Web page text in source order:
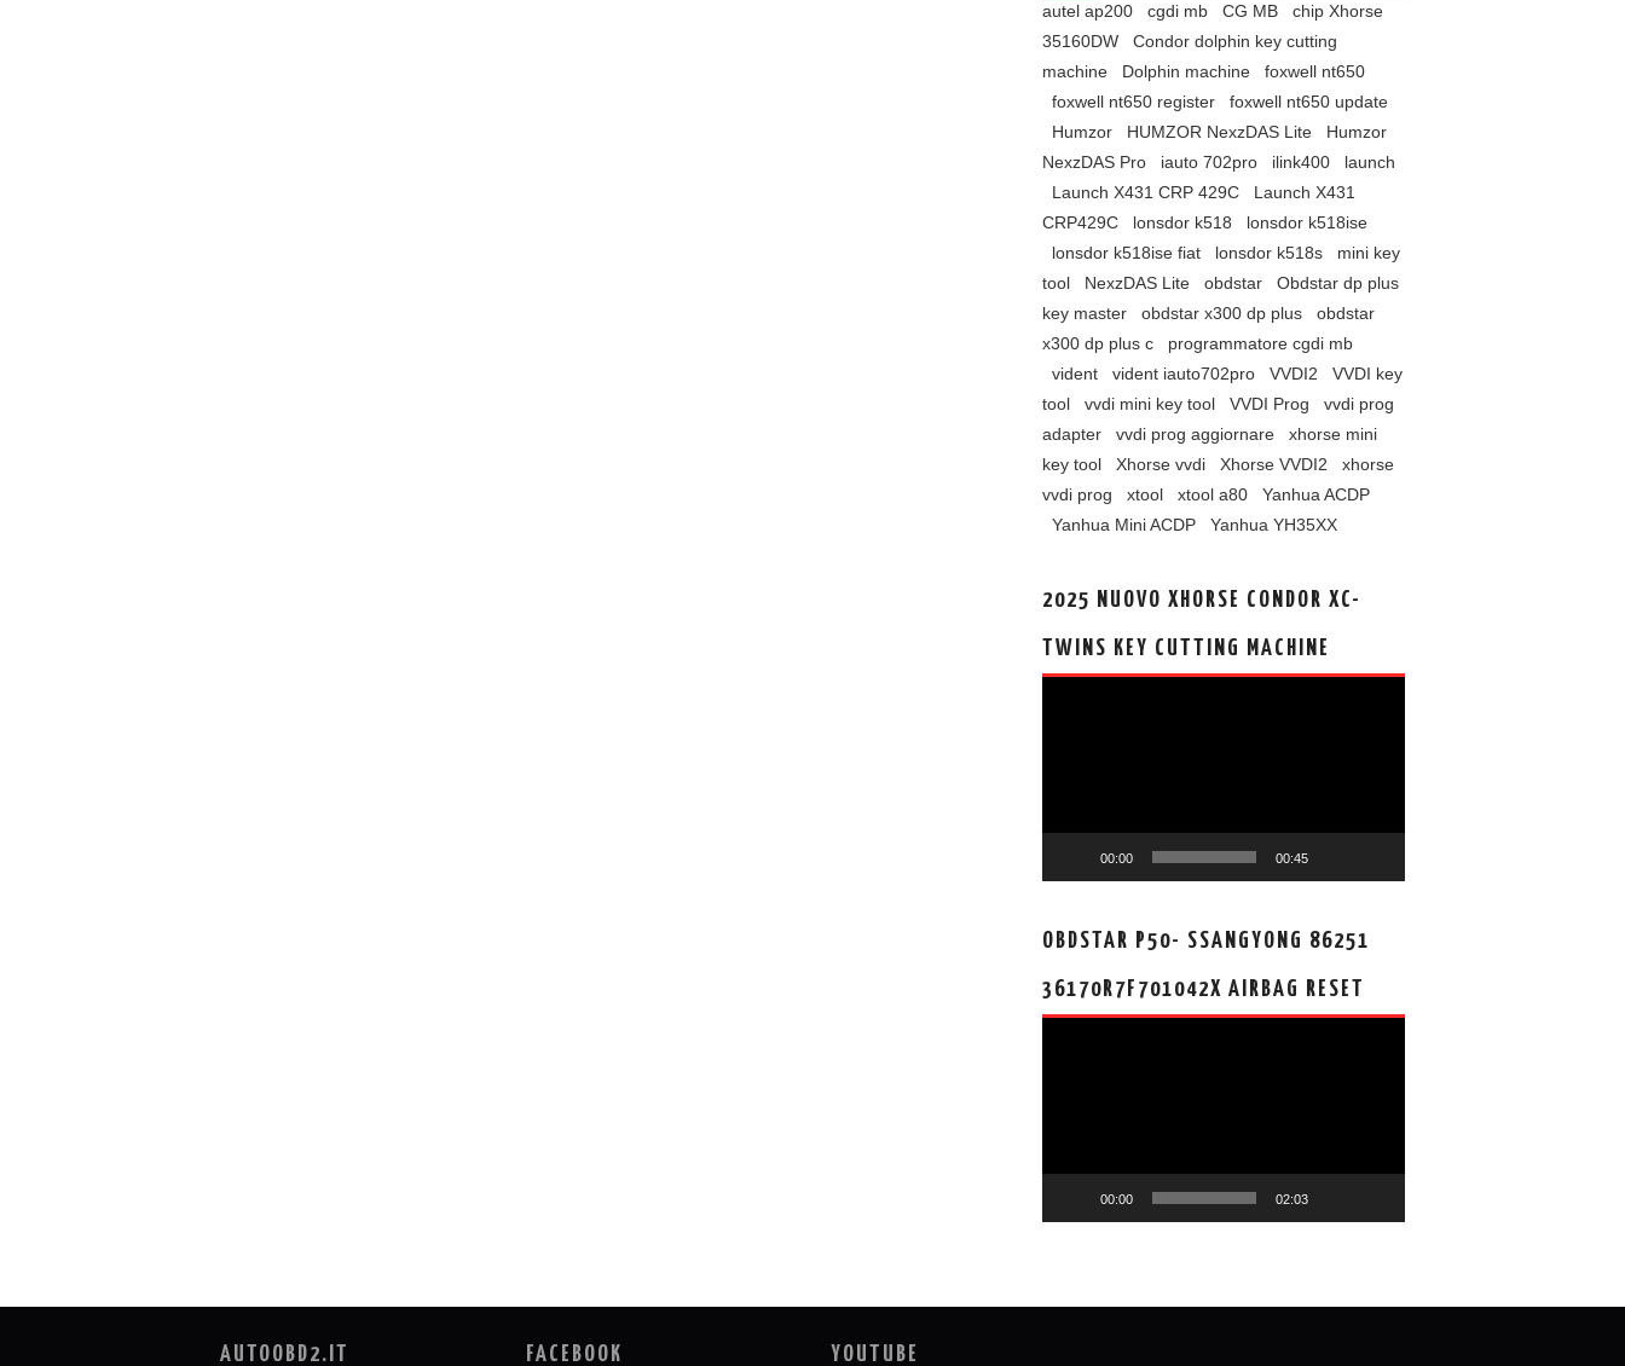
autel ap200 cgdi mb CG MB
chip Xhorse
35160DW
Condor dolphin key cutting
machine
Dolphin machine
foxwell nt650
foxwell nt650 register
foxwell nt650 update
Humzor
HUMZOR NexzDAS Lite
Humzor
NexzDAS Pro
iauto 702pro ilink400
launch
Launch X431 CRP 429C
Launch X431
CRP429C
lonsdor k518
lonsdor k518ise
lonsdor k518ise fiat
lonsdor k518s
mini key
tool
NexzDAS Lite obdstar
Obdstar dp plus
key master
obdstar x300 dp plus
obdstar
x300 dp plus c
programmatore cgdi mb
vident
vident iauto702pro VVDI2
VVDI key
tool
vvdi mini key tool VVDI Prog
vvdi prog
adapter
vvdi prog aggiornare
xhorse mini
key tool
Xhorse vvdi Xhorse VVDI2
xhorse
vvdi prog
xtool xtool a80
Yanhua ACDP
Yanhua Mini ACDP
Yanhua YH35XX
2025 NUOVO XHORSE CONDOR XC-
TWINS KEY CUTTING MACHINE
00:00 00:45
OBDSTAR P50- SSANGYONG 86251
36170R7F701042X AIRBAG RESET
00:00 02:03
AUTOOBD2.IT FACEBOOK YOUTUBE